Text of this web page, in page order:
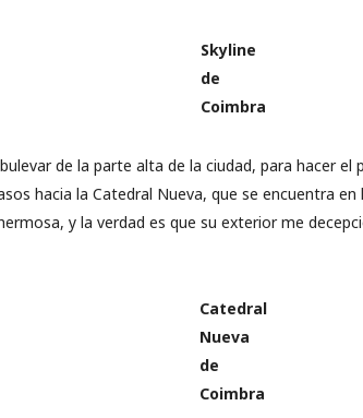
Skyline
de
Coimbra
de la parte alta de la ciudad, para hacer
hacia la Catedral Nueva, que se encuentra
y la verdad es que su exterior me
Catedral
Nueva
de
Coimbra